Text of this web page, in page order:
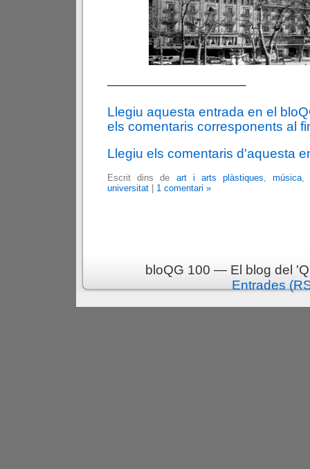
——————————–
Llegiu aquesta entrada en el
els comentaris corresponents al
Llegiu els comentaris d'aquesta
Escrit dins de art i arts plàstiques,música
universitat
1 comentari »
bloQG 100 — El blog del
Entrades